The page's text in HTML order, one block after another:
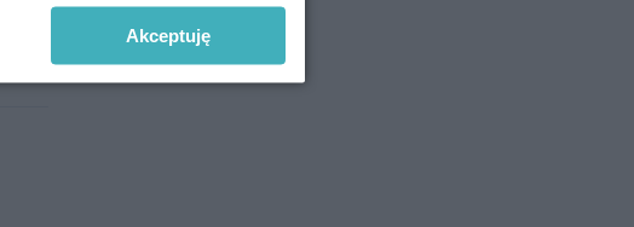
Akceptuję